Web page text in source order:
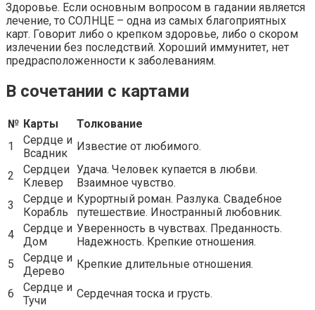
Здоровье. Если основным вопросом в гадании является
лечение, то СОЛНЦЕ – одна из самых благоприятных
карт. Говорит либо о крепком здоровье, либо о скором
излечении без последствий. Хороший иммунитет, нет
предрасположенности к заболеваниям.
В сочетании с картами
№ Карты
Толкование
1
Сердце и
Всадник
Известие от любимого.
2
Сердцеи
Клевер
Удача. Человек купается в любви.
Взаимное чувство.
3
Сердце и
Корабль
Курортный роман. Разлука. Свадебное
путешествие. Иностранный любовник.
4
Сердце и
Дом
Уверенность в чувствах. Преданность.
Надежность. Крепкие отношения.
5
Сердце и
Дерево
Крепкие длительные отношения.
6
Сердце и
Тучи
Сердечная тоска и грусть.